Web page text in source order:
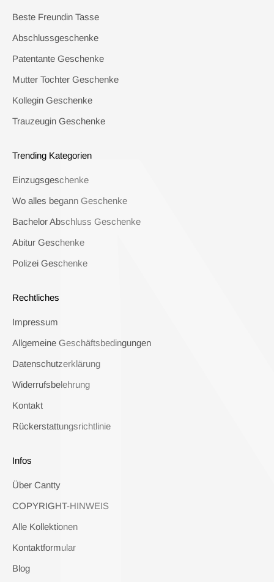
Beste Freundin Tasse
Abschlussgeschenke
Patentante Geschenke
Mutter Tochter Geschenke
Kollegin Geschenke
Trauzeugin Geschenke
Trending Kategorien
Einzugsgeschenke
Wo alles begann Geschenke
Bachelor Abschluss Geschenke
Abitur Geschenke
Polizei Geschenke
Rechtliches
Impressum
Allgemeine Geschäftsbedingungen
Datenschutzerklärung
Widerrufsbelehrung
Kontakt
Rückerstattungsrichtlinie
Infos
Über Cantty
COPYRIGHT-HINWEIS
Alle Kollektionen
Kontaktformular
Blog